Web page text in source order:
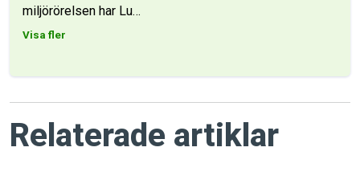
miljörörelsen har Lu…
Visa fler
Relaterade artiklar